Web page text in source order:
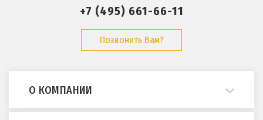
+7 (495) 661-66-11
Позвонить Вам?
О КОМПАНИИ
О нас